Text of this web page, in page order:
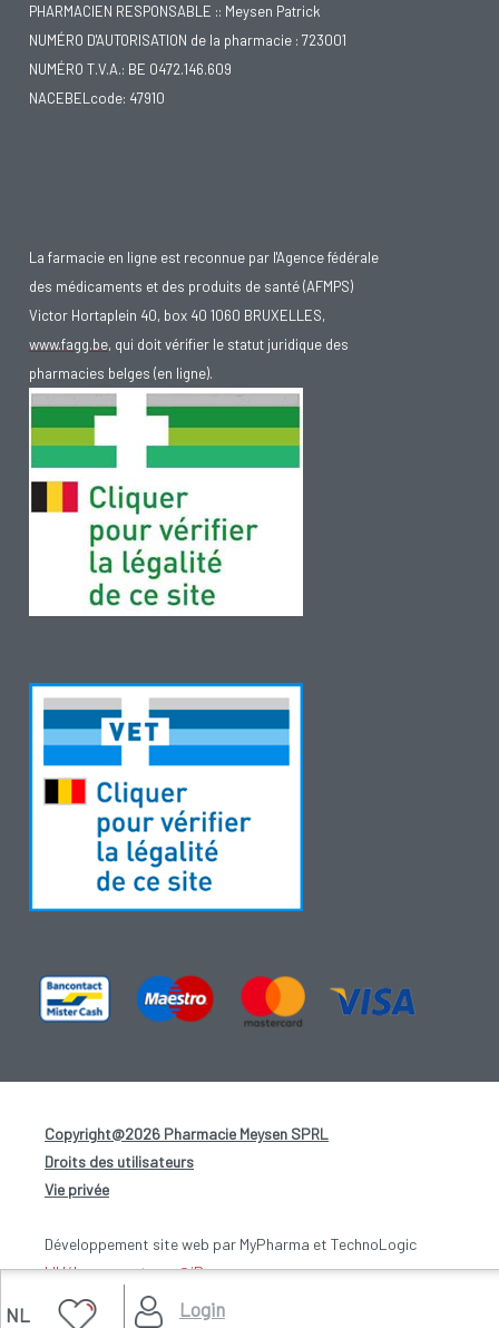
NL Login
PHARMACIEN RESPONSABLE :: Meysen Patrick
NUMÉRO D'AUTORISATION de la pharmacie : 723001
NUMÉRO T.V.A.: BE 0472.146.609
NACEBELcode: 47910
La farmacie en ligne est reconnue par l'Agence fédérale
des médicaments et des produits de santé (AFMPS)
Victor Hortaplein 40, box 40 1060 BRUXELLES,
www.fagg.be, qui doit vérifier le statut juridique des
pharmacies belges (en ligne).
Copyright@2026 Pharmacie Meysen SPRL
Droits des utilisateurs
Vie privée
Développement site web par MyPharma et TechnoLogic
L'Hébergement par @iPower